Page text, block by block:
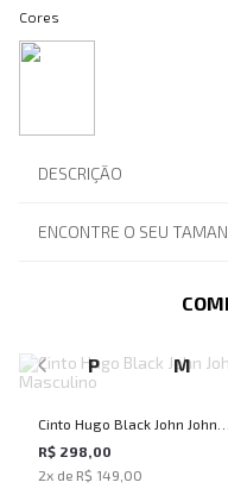
Cores
DESCRIÇÃO
ENCONTRE O SEU
P M
Cinto Hugo Black John John
Masculino
R$ 298,00
2x de R$ 149,00